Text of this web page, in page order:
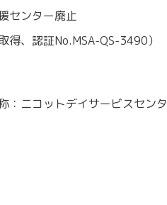
センター廃止
、認証No.MSA-QS-3490）
：ニコットデイサービスセンタ